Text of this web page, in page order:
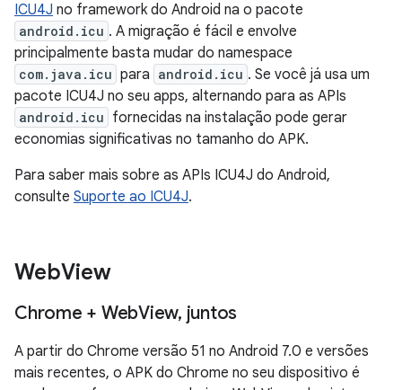
ICU4J no framework do Android na o pacote
android.icu . A migração é fácil e envolve
principalmente basta mudar do namespace
com.java.icu para android.icu . Se você já usa um
pacote ICU4J no seu apps, alternando para as APIs
android.icu fornecidas na instalação pode gerar
economias significativas no tamanho do APK.
Para saber mais sobre as APIs ICU4J do Android,
consulte Suporte ao ICU4J.
WebView
Chrome + WebView, juntos
A partir do Chrome versão 51 no Android 7.0 e versões
mais recentes, o APK do Chrome no seu dispositivo é